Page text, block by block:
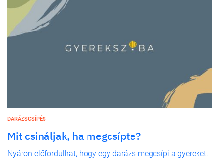
DARÁZSCSÍPÉS
Mit csináljak, ha megcsípte?
Nyáron előfordulhat, hogy egy darázs megcsípi a gyereket.